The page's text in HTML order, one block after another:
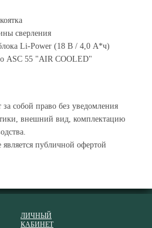
сверления
Li-Power (18 В / 4,0 А*ч)
ASC 55 "AIR COOLED"
за собой право без уведомления
внешний вид, комплектацию
публичной офертой
ЛИЧНЫЙ
КАБИНЕТ